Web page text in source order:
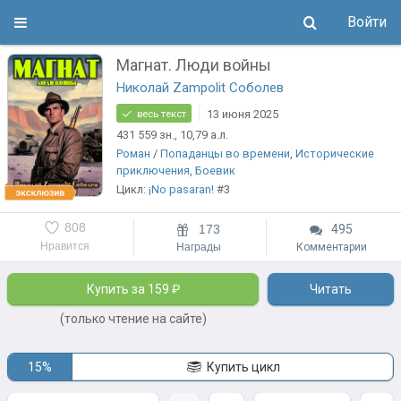
Войти
Магнат. Люди войны
Николай Zampolit Соболев
весь текст
13 июня 2025
431 559 зн., 10,79 а.л.
Роман /Попаданцы во времени,Исторические
приключения,Боевик
Цикл:¡No pasaran! #3
Нравится
808 173
Награды
495
Комментарии
Купить за 159 ₽
(только чтение на сайте)
Читать
15% Купить цикл